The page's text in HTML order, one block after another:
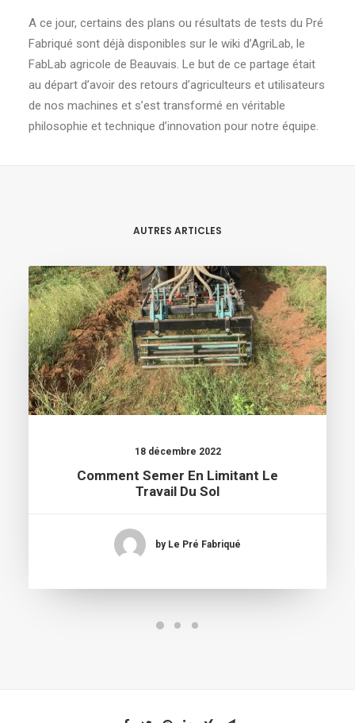
A ce jour, certains des plans ou résultats de tests du Pré
Fabriqué sont déjà disponibles sur le wiki d’AgriLab, le
FabLab agricole de Beauvais. Le but de ce partage était
au départ d’avoir des retours d’agriculteurs et utilisateurs
de nos machines et s’est transformé en véritable
philosophie et technique d’innovation pour notre équipe.
AUTRES ARTICLES
18 décembre 2022
Comment Semer En Limitant Le
Travail Du Sol
by Le Pré Fabriqué